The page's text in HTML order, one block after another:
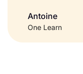
Antoine
One Learn